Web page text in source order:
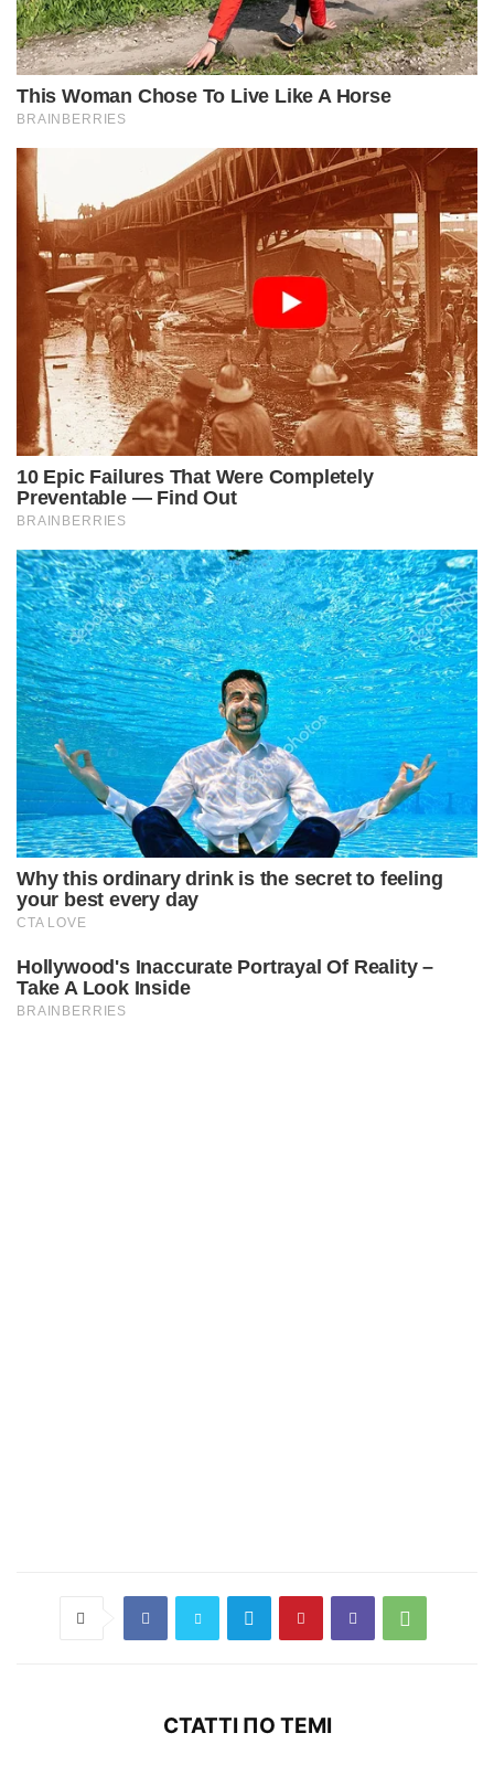
СТАТТІ ПО ТЕМІ